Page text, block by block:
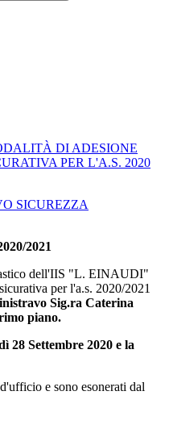
DI ADESIONE
PER L'A.S. 2020
SICUREZZA
2021
dell'IIS "L. EINAUDI"
per l'a.s. 2020/2021
Sig.ra Caterina
piano.
28 Settembre 2020 e la
e sono esonerati dal